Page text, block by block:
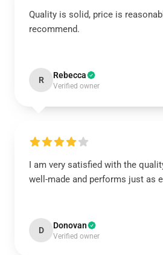
Quality is solid, price is
recommend.
R Rebecca
Verified owner
I am very satisfied with the
well-made and performs just as
D Donovan
Verified owner